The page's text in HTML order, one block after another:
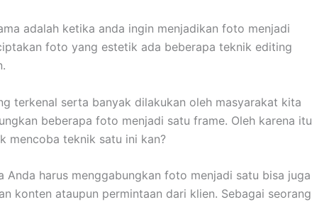
adalah ketika anda ingin menjadikan foto menjadi
foto yang estetik ada beberapa teknik editing
terkenal serta banyak dilakukan oleh masyarakat kita
beberapa foto menjadi satu frame. Oleh karena itu
mencoba teknik satu ini kan?
Anda harus menggabungkan foto menjadi satu bisa juga
konten ataupun permintaan dari klien. Sebagai seorang